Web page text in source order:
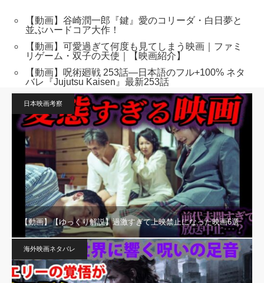
【動画】谷崎潤一郎『鍵』愛のコリーダ・白日夢と
並ぶハードコア大作！
【動画】可愛過ぎて何度も見てしまう映画｜ファミ
リゲーム・双子の天使｜【映画紹介】
【動画】呪術廻戦 253話―日本語のフル+100% ネタ
バレ『Jujutsu Kaisen』最新253話
日本映画考察
【動画】【ゆっくり解説】過激すぎて上映禁止になった映画6選
海外映画ネタバレ